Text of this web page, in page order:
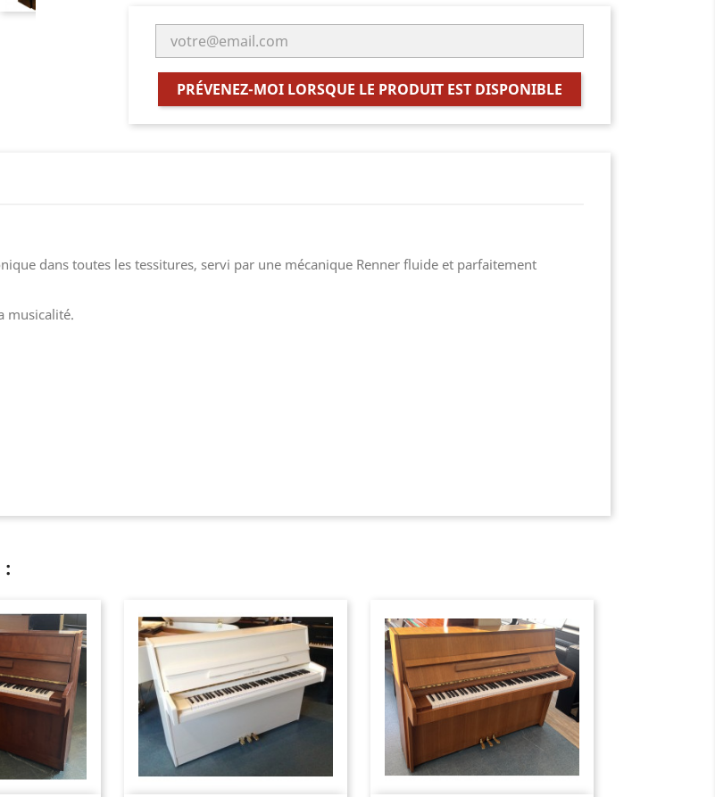
PRÉVENEZ-MOI LORSQUE LE PRODUIT EST DISPONIBLE
dans toutes les tessitures, servi par une mécanique Renner fluide et parfaitement
musicalité.
: